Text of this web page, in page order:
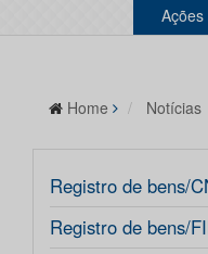
Home Notícias
Registro de bens/
Registro de bens/